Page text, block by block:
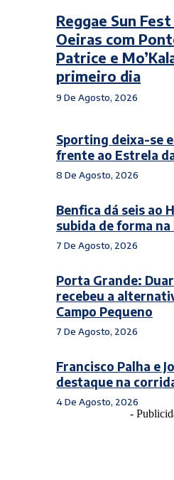
Reggae Sun
Oeiras com
Patrice e
primeiro dia
9 De Agosto, 2026
Sporting deixa-se
frente ao Estrela
8 De Agosto, 2026
Benfica dá seis ao
subida de forma na
7 De Agosto, 2026
Porta Grande:
recebeu a
Campo Pequeno
7 De Agosto, 2026
Francisco Palha e
destaque na
4 De Agosto, 2026
-